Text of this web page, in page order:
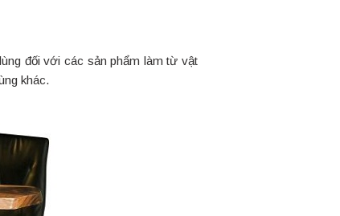
đối với các sản phẩm làm từ vật
khác.